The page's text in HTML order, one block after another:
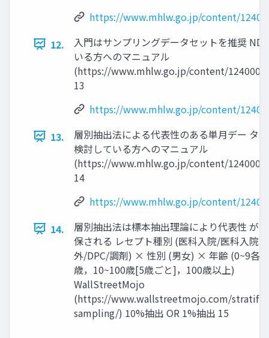
https://www.mhlw.go.jp/content/
12.
入門はサンプリングデータセットを推奨
いる方へのマニュアル
(https://www.mhlw.go.jp/content/
13
https://www.mhlw.go.jp/content/
13.
層別抽出法による代表性のある単月デー タ
検討している方へのマニュアル
(https://www.mhlw.go.jp/content/
14
https://www.mhlw.go.jp/content/
14.
層別抽出法は標本抽出理論により代表性 が担
保される レセプト種別 (医科入院/医科入院
外/DPC/調剤) × 性別 (男女) × 年齢 (0~9各
歳，10~100歳[5歳ごと]，100歳以上)
WallStreetMojo
(https://www.wallstreetmojo.com/
sampling/) 10%抽出 OR 1%抽出 15